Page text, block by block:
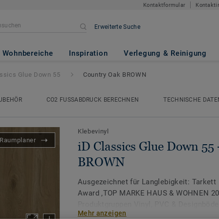
Kontaktformular
Erweiterte Suche
Wohnbereiche Inspiration Verlegung & Reinigung
55 - Country Oak BROWN
Glue Down 55 Country Oak BROWN
CO2 FUSSABDRUCK BERECHNEN
TECHNISCHE
Raumplaner
Klebevinyl
iD Classics Glue Down
BROWN
Ausgezeichnet für Langlebigkeit: Tarkett
Award ‚TOP MARKE HAUS & WOHNEN
Mehr anzeigen